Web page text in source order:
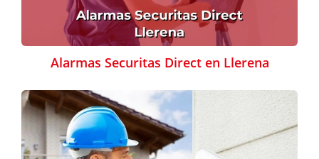
Alarmas Securitas Direct en Llerena